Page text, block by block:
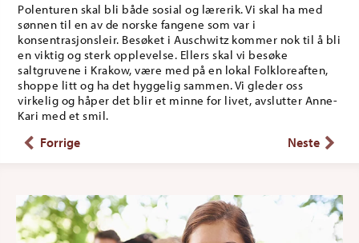
Polenturen skal bli både sosial og lærerik. Vi skal ha med
sønnen til en av de norske fangene som var i
konsentrasjonsleir. Besøket i Auschwitz kommer nok til å bli
en viktig og sterk opplevelse. Ellers skal vi besøke
saltgruvene i Krakow, være med på en lokal Folkloreaften,
shoppe litt og ha det hyggelig sammen. Vi gleder oss
virkelig og håper det blir et minne for livet, avslutter Anne-
Kari med et smil.
Forrige Neste